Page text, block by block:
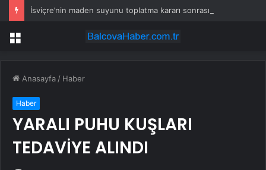
Menü
Anasayfa / Haber
Haber
YARALI PUHU KUŞLARI
TEDAVİYE ALINDI